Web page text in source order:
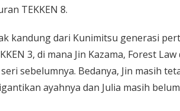
TEKKEN 8.
kandung dari Kunimitsu generasi
3, di mana Jin Kazama, Forest Law
sebelumnya. Bedanya, Jin masih
ayahnya dan Julia masih